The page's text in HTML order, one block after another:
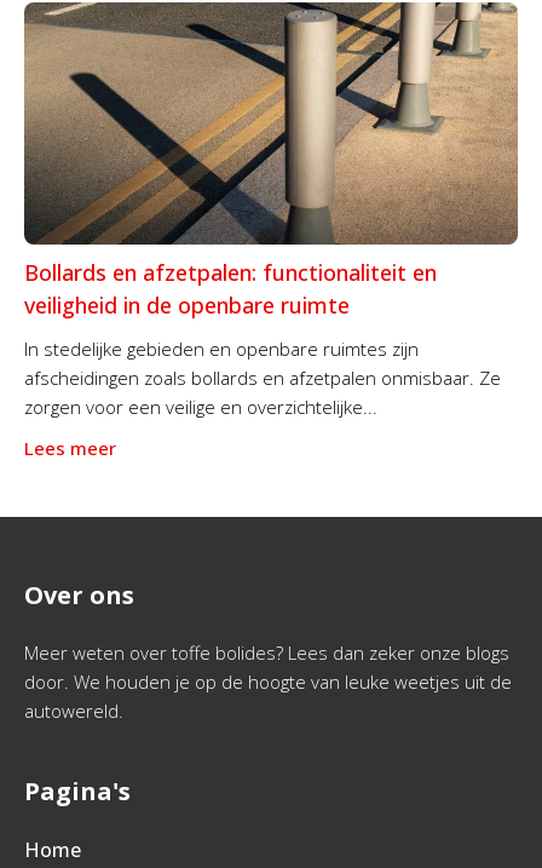
Bollards en afzetpalen: functionaliteit en
veiligheid in de openbare ruimte
In stedelijke gebieden en openbare ruimtes zijn
afscheidingen zoals bollards en afzetpalen onmisbaar. Ze
zorgen voor een veilige en overzichtelijke...
Lees meer
Over ons
Meer weten over toffe bolides? Lees dan zeker onze blogs
door. We houden je op de hoogte van leuke weetjes uit de
autowereld.
Pagina's
Home